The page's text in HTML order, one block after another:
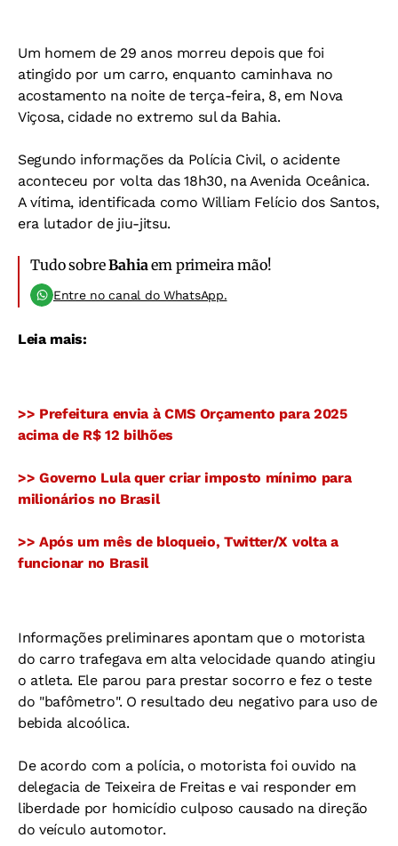
Um homem de 29 anos morreu depois que foi
atingido por um carro, enquanto caminhava no
acostamento na noite de terça-feira, 8, em Nova
Viçosa, cidade no extremo sul da Bahia.
Segundo informações da Polícia Civil, o acidente
aconteceu por volta das 18h30, na Avenida Oceânica.
A vítima, identificada como William Felício dos Santos,
era lutador de jiu-jitsu.
Tudo sobreBahiaem primeira mão!
Entre no canal do WhatsApp.
Leia mais:
>> Prefeitura envia à CMS Orçamento para 2025
acima de R$ 12 bilhões
>> Governo Lula quer criar imposto mínimo para
milionários no Brasil
>> Após um mês de bloqueio, Twitter/X volta a
funcionar no Brasil
Informações preliminares apontam que o motorista
do carro trafegava em alta velocidade quando atingiu
o atleta. Ele parou para prestar socorro e fez o teste
do "bafômetro". O resultado deu negativo para uso de
bebida alcoólica.
De acordo com a polícia, o motorista foi ouvido na
delegacia de Teixeira de Freitas e vai responder em
liberdade por homicídio culposo causado na direção
do veículo automotor.